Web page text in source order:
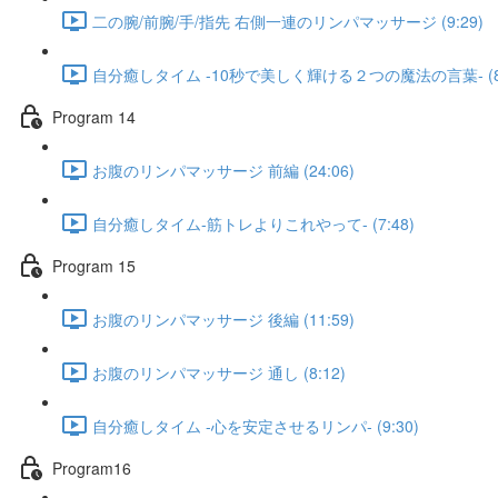
二の腕/前腕/手/指先 右側一連のリンパマッサージ (9:29)
自分癒しタイム -10秒で美しく輝ける２つの魔法の言葉-
Program 14
お腹のリンパマッサージ 前編 (24:06)
自分癒しタイム-筋トレよりこれやって- (7:48)
Program 15
お腹のリンパマッサージ 後編 (11:59)
お腹のリンパマッサージ 通し (8:12)
自分癒しタイム -心を安定させるリンパ- (9:30)
Program16